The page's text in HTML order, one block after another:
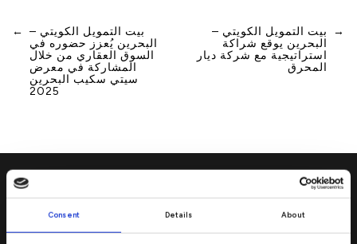
Consent Details About
Post
navigation
← بيت التمويل الكويتي –
البحرين يُعزز حضوره في
السوق العقاري من خلال
المشاركة في معرض
سيتي سكيب البحرين
2025
بيت التمويل الكويتي –
البحرين يوقع شراكة
استراتيجية مع شركة ديار
المحرق
→
تفضل بزيارتنا→